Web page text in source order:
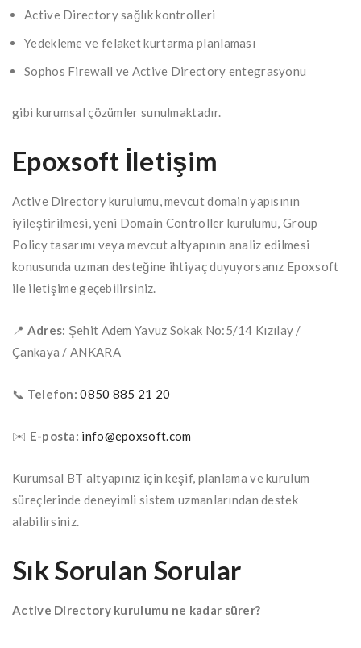
Active Directory sağlık kontrolleri
Yedekleme ve felaket kurtarma planlaması
Sophos Firewall ve Active Directory entegrasyonu
gibi kurumsal çözümler sunulmaktadır.
Epoxsoft İletişim
Active Directory kurulumu, mevcut domain yapısının
iyileştirilmesi, yeni Domain Controller kurulumu, Group
Policy tasarımı veya mevcut altyapının analiz edilmesi
konusunda uzman desteğine ihtiyaç duyuyorsanız Epoxsoft
ile iletişime geçebilirsiniz.
📍 Adres: Şehit Adem Yavuz Sokak No:5/14 Kızılay /
Çankaya / ANKARA
📞 Telefon: 0850 885 21 20
✉️ E-posta: info@epoxsoft.com
Kurumsal BT altyapınız için keşif, planlama ve kurulum
süreçlerinde deneyimli sistem uzmanlarından destek
alabilirsiniz.
Sık Sorulan Sorular
Active Directory kurulumu ne kadar sürer?